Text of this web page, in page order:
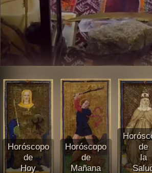
Horóscopo
de
Hoy
Horóscopo
de
Mañana
de
la